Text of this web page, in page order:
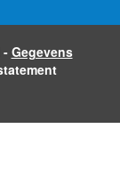
- Gegevens